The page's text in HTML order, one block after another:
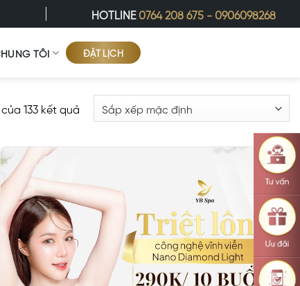
HOTLINE0764 208 675 -0906098268
TÔI ĐẶT LỊCH
133 kết quả